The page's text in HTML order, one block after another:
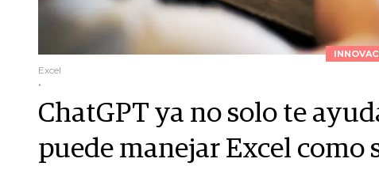
Excel
.
ChatGPT ya no solo te
puede manejar Excel como